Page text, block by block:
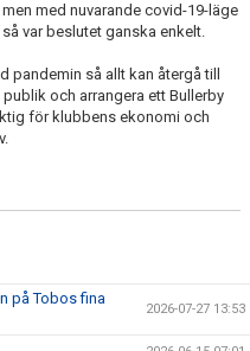
med nuvarande covid-19-läge
var beslutet ganska enkelt.
pandemin så allt kan återgå till
och arrangera ett Bullerby
för klubbens ekonomi och
på Tobos fina
2026-07-27 13:53